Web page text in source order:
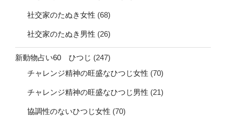
社交家のたぬき女性 (68)
社交家のたぬき男性 (26)
新動物占い60 ひつじ (247)
チャレンジ精神の旺盛なひつじ女性 (70)
チャレンジ精神の旺盛なひつじ男性 (21)
協調性のないひつじ女性 (70)